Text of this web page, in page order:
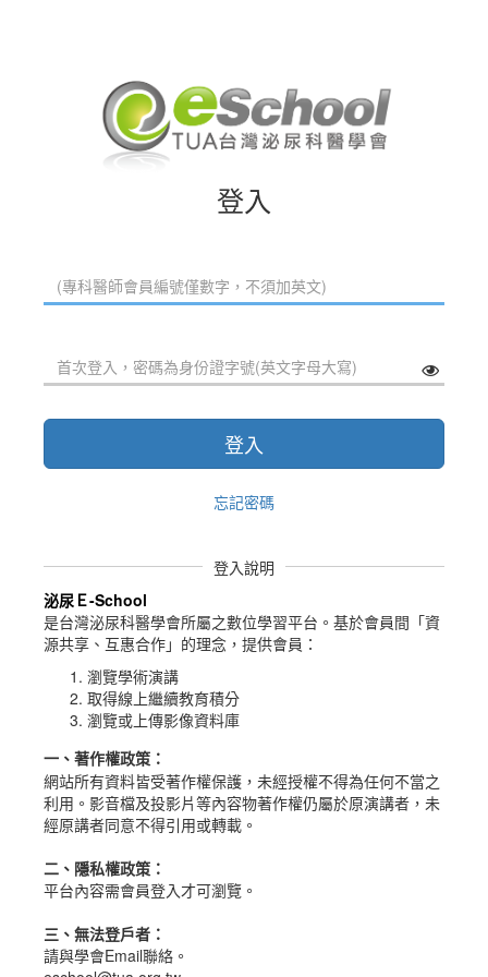
登入
登入
忘記密碼
登入說明
泌尿Ｅ-School
是台灣泌尿科醫學會所屬之數位學習平台。 基於會員間「資
源共享、互惠合作」的理念，提供會員：
瀏覽學術演講
取得線上繼續教育積分
瀏覽或上傳影像資料庫
一、 著作權政策 ：
網站所有資料皆受著作權保護，未經授權不得為任何不當之
利用。影音檔及投影片等內容物著作權仍屬於原演講者，未
經原講者同意不得引用或轉載。
二、隱私權政策：
平台內容需會員登入才可瀏覽。
三、無法登戶者：
請與學會Email聯絡。